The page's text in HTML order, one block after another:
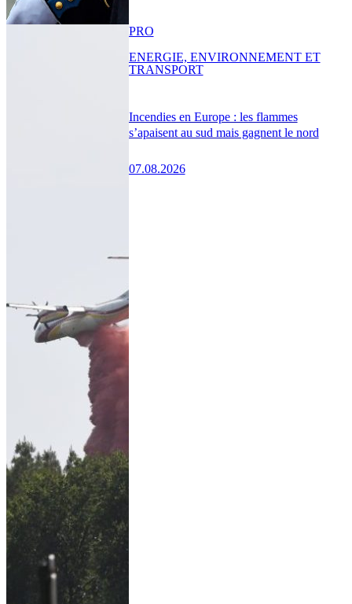
Incendies en Europe : les flammes
s’apaisent au sud mais gagnent le nord
07.08.2026
PRO
ENERGIE, ENVIRONNEMENT ET
TRANSPORT